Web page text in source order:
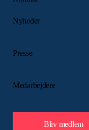
Nyheder
Presse
Medarbejdere
Bliv medlem